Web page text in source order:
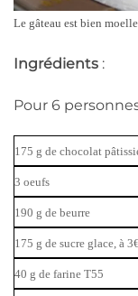
Le gâteau est bien
Ingrédients :
Pour 6
175 g de chocolat
3 oeufs
190 g de beurre
175 g de sucre glace, à
40 g de farine T55